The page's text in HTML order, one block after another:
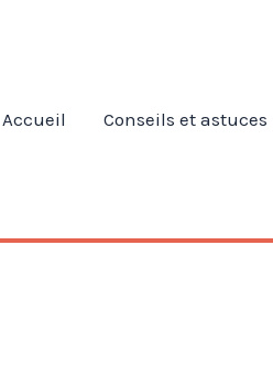
Accueil
Conseils et astuces